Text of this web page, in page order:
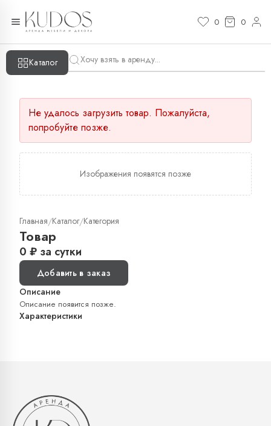
0 0
Каталог
Не удалось загрузить товар. Пожалуйста,
попробуйте позже.
Изображения появятся позже
Главная/Каталог/Категория
Товар
0 ₽ за сутки
Добавить в заказ
Описание
Описание появится позже.
Характеристики